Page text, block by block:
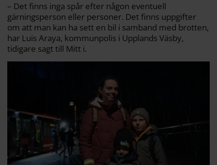
– Det finns inga spår efter någon eventuell
gärningsperson eller personer. Det finns uppgifter
om att man kan ha sett en bil i samband med brotten,
har Luis Araya, kommunpolis i Upplands Väsby,
tidigare sagt till Mitt i.